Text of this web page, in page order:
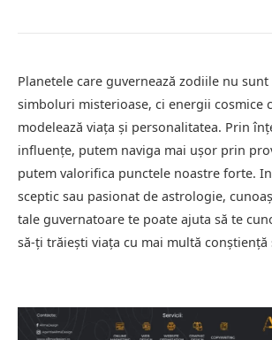
Planetele care guvernează zodiile nu
simboluri misterioase, ci energii cosmice
modelează viața și personalitatea. Prin
influențe, putem naviga mai ușor prin
putem valorifica punctele noastre forte.
sceptic sau pasionat de astrologie,
tale guvernatoare te poate ajuta să te
să-ți trăiești viața cu mai multă